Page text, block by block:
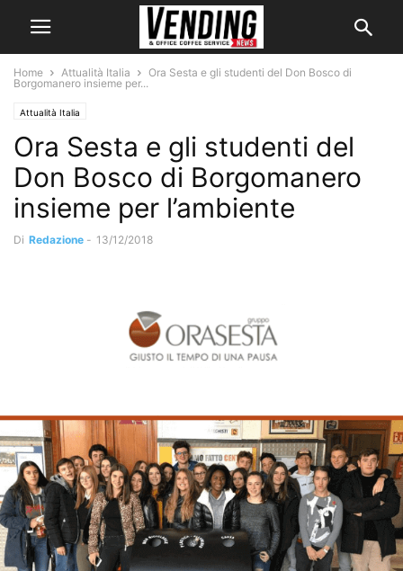
Home Attualità Italia
Ora Sesta e gli studenti del Don Bosco di
Borgomanero insieme per...
Attualità Italia
Ora Sesta e gli studenti del
Don Bosco di Borgomanero
insieme per l’ambiente
Di Redazione - 13/12/2018